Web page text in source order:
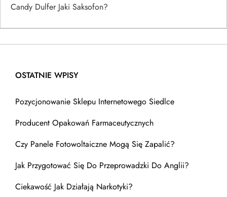
Candy Dulfer Jaki Saksofon?
OSTATNIE WPISY
Pozycjonowanie Sklepu Internetowego Siedlce
Producent Opakowań Farmaceutycznych
Czy Panele Fotowoltaiczne Mogą Się Zapalić?
Jak Przygotować Się Do Przeprowadzki Do Anglii?
Ciekawość Jak Działają Narkotyki?